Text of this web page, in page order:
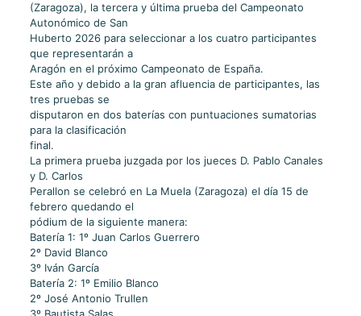
(Zaragoza), la tercera y última prueba del Campeonato
Autonómico de San
Huberto 2026 para seleccionar a los cuatro participantes
que representarán a
Aragón en el próximo Campeonato de España.
Este año y debido a la gran afluencia de participantes, las
tres pruebas se
disputaron en dos baterías con puntuaciones sumatorias
para la clasificación
final.
La primera prueba juzgada por los jueces D. Pablo Canales
y D. Carlos
Perallon se celebró en La Muela (Zaragoza) el día 15 de
febrero quedando el
pódium de la siguiente manera:
Batería 1: 1º Juan Carlos Guerrero
2º David Blanco
3º Iván García
Batería 2: 1º Emilio Blanco
2º José Antonio Trullen